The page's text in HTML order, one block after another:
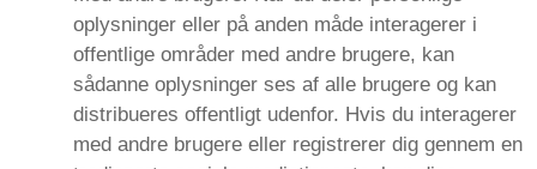
oplysninger eller på anden måde interagerer i
offentlige områder med andre brugere, kan
sådanne oplysninger ses af alle brugere og kan
distribueres offentligt udenfor. Hvis du interagerer
med andre brugere eller registrerer dig gennem en